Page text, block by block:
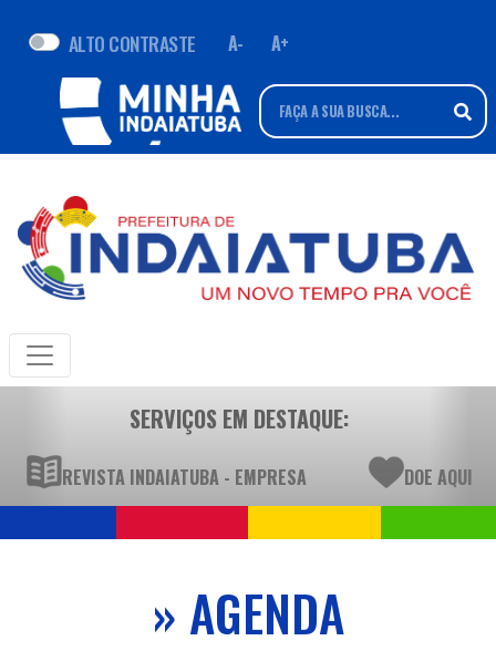
ALTO CONTRASTE A- A+
SERVIÇOS EM DESTAQUE:
REVISTA INDAIATUBA - EMPRESA DOE AQUI
» AGENDA